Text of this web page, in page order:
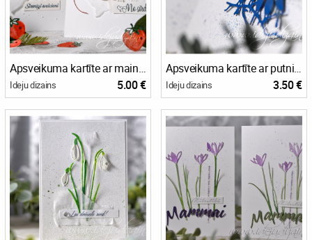
Apsveikuma kartīte ar maināmu virsrakstu
Ideju dizains 5.00 €
Apsveikuma kartīte ar putniņiem
Ideju dizains 3.50 €